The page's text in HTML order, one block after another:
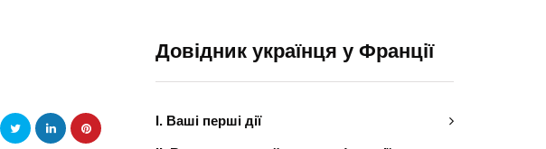
Довідник українця у Франції
І. Ваші перші дії